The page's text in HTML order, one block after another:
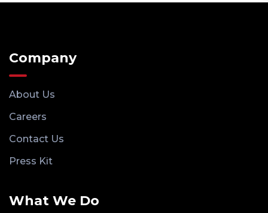
Company
About Us
Careers
Contact Us
Press Kit
What We Do